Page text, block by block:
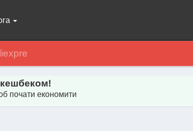
кешбеком!
почати економити